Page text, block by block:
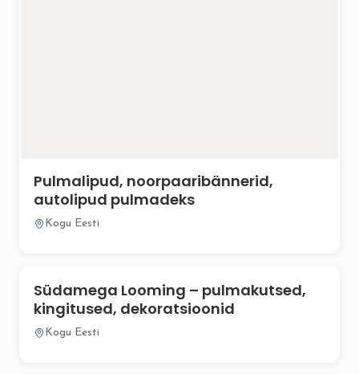
Pulmalipud, noorpaaribännerid,
autolipud pulmadeks
Kogu Eesti
Südamega Looming – pulmakutsed,
kingitused, dekoratsioonid
Kogu Eesti